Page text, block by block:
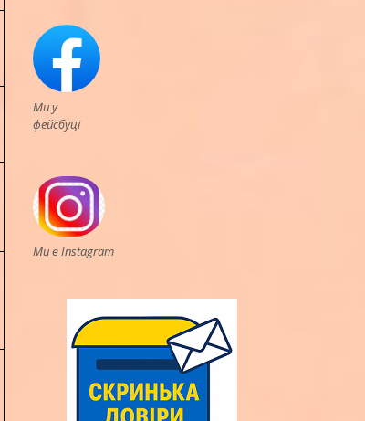
Ми у
фейсбуці
Ми в Instagram